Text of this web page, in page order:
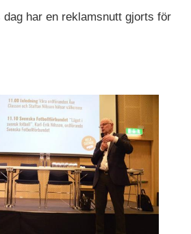
dag har en reklamsnutt gjorts för